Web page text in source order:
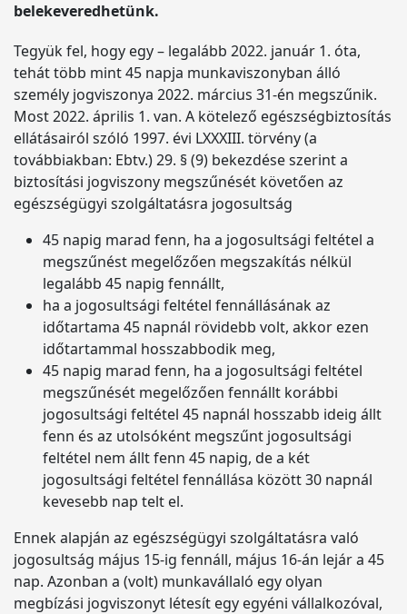
belekeveredhetünk.
Tegyük fel, hogy egy – legalább 2022. január 1. óta,
tehát több mint 45 napja munkaviszonyban álló
személy jogviszonya 2022. március 31-én megszűnik.
Most 2022. április 1. van. A kötelező egészségbiztosítás
ellátásairól szóló 1997. évi LXXXIII. törvény (a
továbbiakban: Ebtv.) 29. § (9) bekezdése szerint a
biztosítási jogviszony megszűnését követően az
egészségügyi szolgáltatásra jogosultság
45 napig marad fenn, ha a jogosultsági feltétel a
megszűnést megelőzően megszakítás nélkül
legalább 45 napig fennállt,
ha a jogosultsági feltétel fennállásának az
időtartama 45 napnál rövidebb volt, akkor ezen
időtartammal hosszabbodik meg,
45 napig marad fenn, ha a jogosultsági feltétel
megszűnését megelőzően fennállt korábbi
jogosultsági feltétel 45 napnál hosszabb ideig állt
fenn és az utolsóként megszűnt jogosultsági
feltétel nem állt fenn 45 napig, de a két
jogosultsági feltétel fennállása között 30 napnál
kevesebb nap telt el.
Ennek alapján az egészségügyi szolgáltatásra való
jogosultság május 15-ig fennáll, május 16-án lejár a 45
nap. Azonban a (volt) munkavállaló egy olyan
megbízási jogviszonyt létesít egy egyéni vállalkozóval,